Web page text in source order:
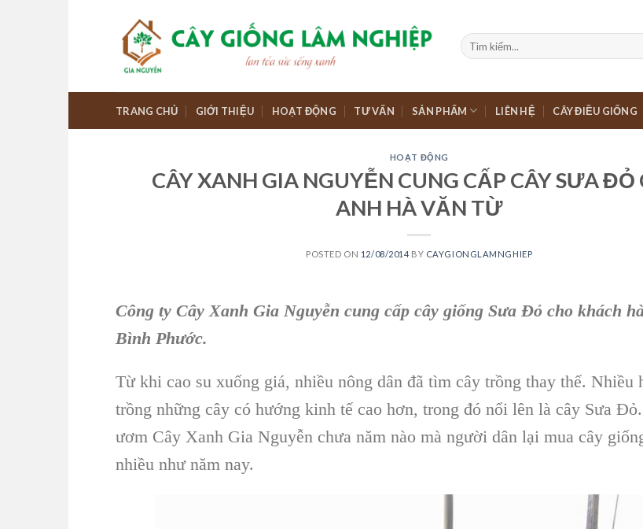
TRANG CHỦ GIỚI THIỆU HOẠT ĐỘNG TƯ VẤN SẢN PHẨM LIÊN HỆ CÂY ĐIỀU GIỐNG
HOẠT ĐỘNG
CÂY XANH GIA NGUYỄN CUNG CẤP CÂY SƯA ĐỎ
ANH HÀ VĂN TỪ
POSTED ON 12/08/2014 BY CAYGIONGLAMNGHIEP
Công ty Cây Xanh Gia Nguyễn cung cấp cây giống Sưa Đỏ cho khách
Bình Phước.
Từ khi cao su xuống giá, nhiều nông dân đã tìm cây trồng thay thế. Nhiều
trồng những cây có hướng kinh tế cao hơn, trong đó nổi lên là cây Sưa
ươm Cây Xanh Gia Nguyễn chưa năm nào mà người dân lại mua cây
nhiều như năm nay.